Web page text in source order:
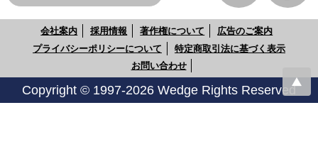
会社案内 採用情報 著作権について
広告のご案内
プライバシーポリシーについて
特定商取引法に基づく表示
お問い合わせ
Copyright © 1997-2026 Wedge Rights Reserved